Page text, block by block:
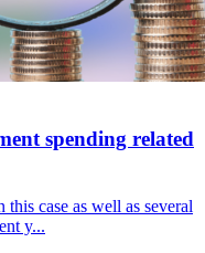
spending related
case as well as several
y...